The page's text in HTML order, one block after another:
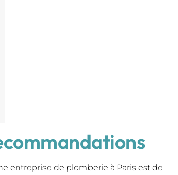
entreprise de plomberie à Paris est de